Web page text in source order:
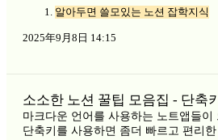
알아두면 쓸모있는 노션 잡학지식
2025年9月8日 14:15
소소한 노션 꿀팁 모음집 - 단축
마크다운 언어를 사용하는 노트앱들이
단축키를 사용하면 좀더 빠르고 편리